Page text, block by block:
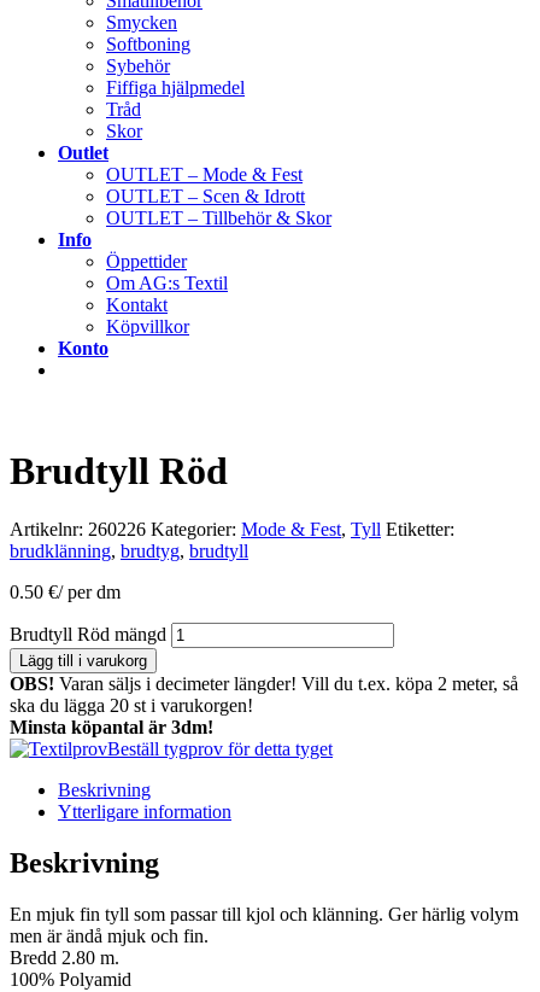
Smycken
Softboning
Sybehör
Fiffiga hjälpmedel
Tråd
Skor
Outlet
OUTLET – Mode & Fest
OUTLET – Scen & Idrott
OUTLET – Tillbehör & Skor
Info
Öppettider
Om AG:s Textil
Kontakt
Köpvillkor
Konto
Brudtyll Röd
Artikelnr: 260226 Kategorier: Mode & Fest, Tyll Etiketter:
brudklänning, brudtyg, brudtyll
0.50 €/ per dm
Brudtyll Röd mängd
Lägg till i varukorg
OBS! Varan säljs i decimeter längder! Vill du t.ex. köpa 2 meter, så
ska du lägga 20 st i varukorgen!
Minsta köpantal är 3dm!
Beställ tygprov för detta tyget
Beskrivning
Ytterligare information
Beskrivning
En mjuk fin tyll som passar till kjol och klänning. Ger härlig volym
men är ändå mjuk och fin.
Bredd 2.80 m.
100% Polyamid